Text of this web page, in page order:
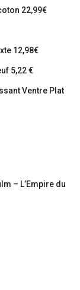
22,99€
12,98€
5,22 €
Ventre Plat
– L’Empire du